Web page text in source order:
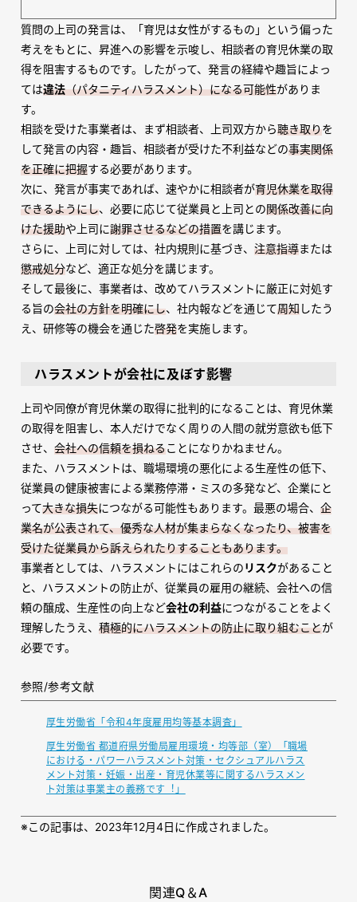
質問の上司の発言は、「育児は女性がするもの」という偏った
考えをもとに、昇進への影響を示唆し、相談者の育児休業の取
得を阻害するものです。したがって、発言の経緯や趣旨によっ
ては違法（パタニティハラスメント）になる可能性がありま
す。
相談を受けた事業者は、まず相談者、上司双方から聴き取りを
して発言の内容・趣旨、相談者が受けた不利益などの事実関係
を正確に把握する必要があります。
次に、発言が事実であれば、速やかに相談者が育児休業を取得
できるようにし、必要に応じて従業員と上司との関係改善に向
けた援助や上司に謝罪させるなどの措置を講じます。
さらに、上司に対しては、社内規則に基づき、 注意指導または
懲戒処分など、適正な処分を講じます。
そして最後に、事業者は、改めてハラスメントに厳正に対処す
る旨の会社の方針を明確にし、社内報などを通じて周知したう
え、研修等の機会を通じた啓発を実施します。
ハラスメントが会社に及ぼす影響
上司や同僚が育児休業の取得に批判的になることは、育児休業
の取得を阻害し、本人だけでなく周りの人間の就労意欲も低下
させ、 会社への信頼を損ねることになりかねません。
また、ハラスメントは、職場環境の悪化による生産性の低下、
従業員の健康被害による業務停滞・ミスの多発など、企業にと
って大きな損失につながる可能性もあります。最悪の場合、 企
業名が公表されて、優秀な人材が集まらなくなったり、被害を
受けた従業員から訴えられたりすることもあります。
事業者としては、ハラスメントにはこれらのリスクがあること
と、ハラスメントの防止が、従業員の雇用の継続、会社への信
頼の醸成、生産性の向上など会社の利益につながることをよく
理解したうえ、 積極的にハラスメントの防止に取り組むことが
必要です。
参照/参考文献
厚生労働省「令和4年度雇用均等基本調査」
厚生労働省 都道府県労働局雇用環境・均等部（室）「職場
における・パワーハラスメント対策・セクシュアルハラス
メント対策・妊娠・出産・育児休業等に関するハラスメン
ト対策は事業主の義務です︕」
※この記事は、2023年12月4日に作成されました。
関連Q＆A